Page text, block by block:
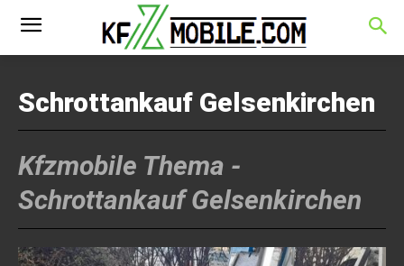
Schrottankauf Gelsenkirchen
Kfzmobile Thema -
Schrottankauf Gelsenkirchen